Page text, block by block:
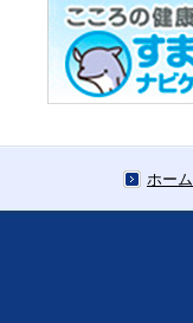
ホーム